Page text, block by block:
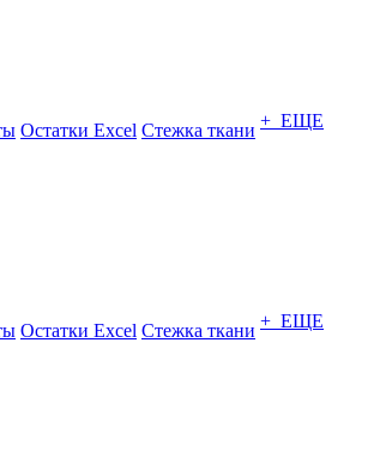
Остатки Excel Стежка ткани + ЕЩЕ
Остатки Excel Стежка ткани + ЕЩЕ